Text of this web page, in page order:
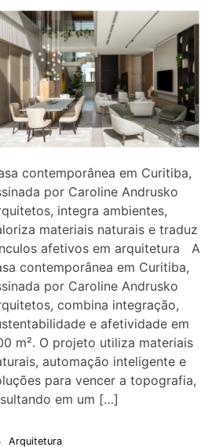
contemporânea em Curitiba,
por Caroline Andrusko
integra ambientes,
materiais naturais e traduz
afetivos em arquitetura A
contemporânea em Curitiba,
por Caroline Andrusko
combina integração,
e afetividade em
m². O projeto utiliza materiais
automação inteligente e
para vencer a topografia,
em um […]
Arquitetura